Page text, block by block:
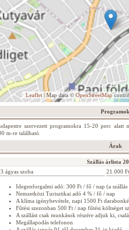
Leaflet | Map data © OpenStreetMap
Programok
szervezett programokra 15-20 perc alatt
m-re található.
Árak
Szállás árlista
3 ágyas szoba
21.000
Idegenforgalmi adó: 300 Ft / fő / nap (a
Nemzetközi Turisztikai adó 4 % / fő / nap
A klíma igénybevétele, napi 1500 Ft
Fűtési szezonban 500 Ft / nap fűtési költséget
A szállást csak munkások részére adjuk ki,
Megállapodás telefonon